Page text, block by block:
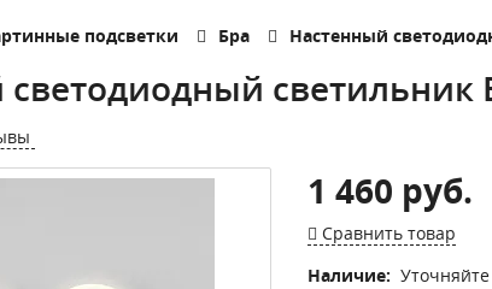
подсветки Бра Настенный
светильник
1 460 руб.
Сравнить товар
Наличие: Уточняйте